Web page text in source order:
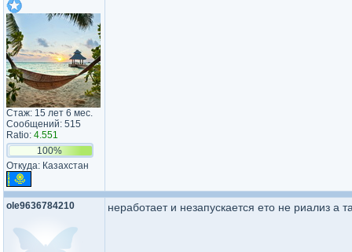
Стаж: 15 лет 6 мес.
Сообщений: 515
Ratio: 4.551
100%
Откуда: Казахстан
ole9636784210 неработает и незапускается ето не риализ